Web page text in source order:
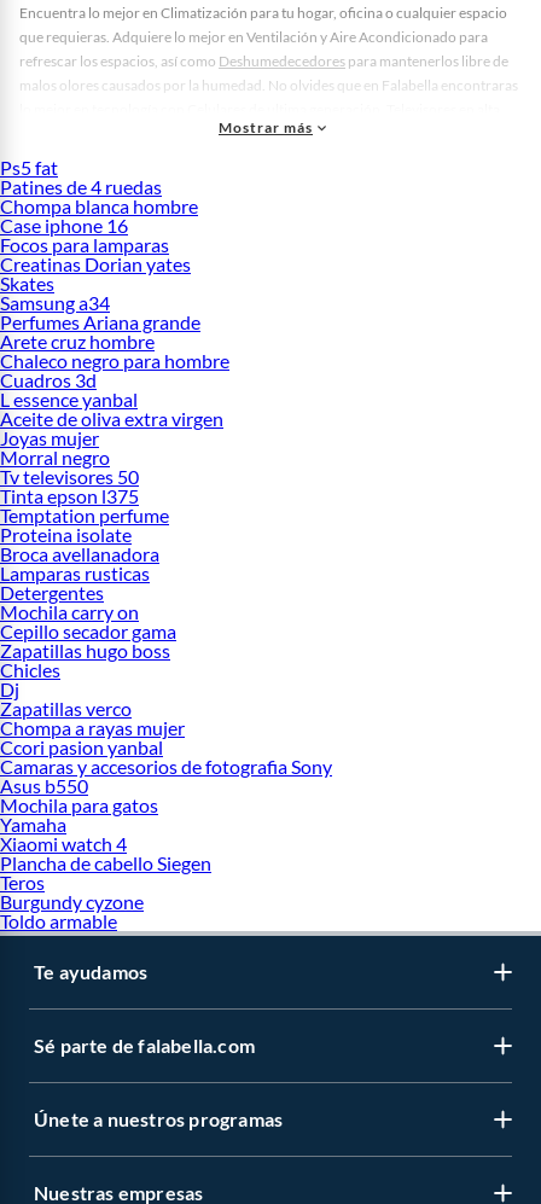
Encuentra lo mejor en Climatización para tu hogar, oficina o cualquier espacio
que requieras. Adquiere lo mejor en Ventilación y Aire Acondicionado para
refrescar los espacios, así como Deshumedecedores para mantenerlos libre de
malos olores causados por la humedad. No olvides que en Falabella encontraras
definición, Computadoras y los mas solicitados Videojuegos, entre otros
Mostrar más
Ps5 fat
Patines de 4 ruedas
Chompa blanca hombre
Case iphone 16
Focos para lamparas
Creatinas Dorian yates
Skates
Samsung a34
Perfumes Ariana grande
Arete cruz hombre
Chaleco negro para hombre
Cuadros 3d
L essence yanbal
Aceite de oliva extra virgen
Joyas mujer
Morral negro
Tv televisores 50
Tinta epson l375
Temptation perfume
Proteina isolate
Broca avellanadora
Lamparas rusticas
Detergentes
Mochila carry on
Cepillo secador gama
Zapatillas hugo boss
Chicles
Dj
Zapatillas verco
Chompa a rayas mujer
Ccori pasion yanbal
Camaras y accesorios de fotografia Sony
Asus b550
Mochila para gatos
Yamaha
Xiaomi watch 4
Plancha de cabello Siegen
Teros
Burgundy cyzone
Toldo armable
Te ayudamos
Sé parte de falabella.com
Únete a nuestros programas
Nuestras empresas